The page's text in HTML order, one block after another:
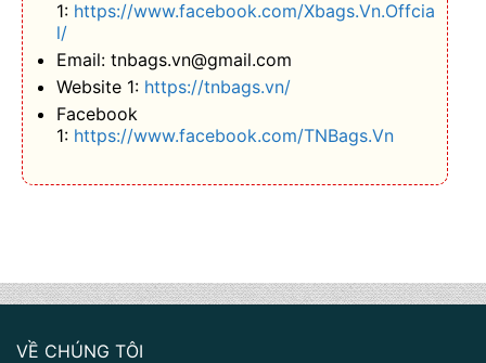
1: https://www.facebook.com/Xbags.Vn.Offcia
l/
Email: tnbags.vn@gmail.com
Website 1: https://tnbags.vn/
Facebook
1: https://www.facebook.com/TNBags.Vn
VỀ CHÚNG TÔI